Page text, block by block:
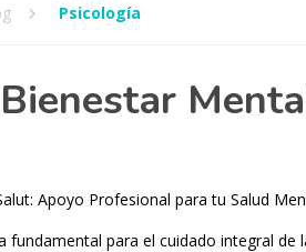
Psicología
Apoyo Profesional para tu Salud
fundamental para el cuidado integral